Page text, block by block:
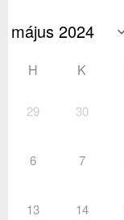
H K
29 30
6 7
13 14